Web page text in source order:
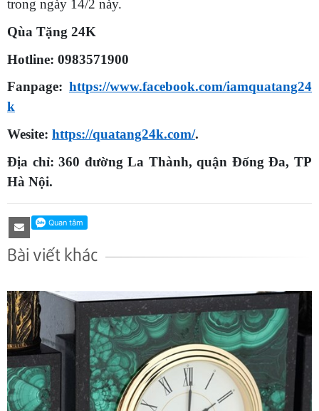
trong ngày 14/2 này.
Qùa Tặng 24K
Hotline: 0983571900
Fanpage: https://www.facebook.com/iamquatang24
k
Wesite: https://quatang24k.com/.
Địa chỉ: 360 đường La Thành, quận Đống Đa, TP
Hà Nội.
Bài viết khác